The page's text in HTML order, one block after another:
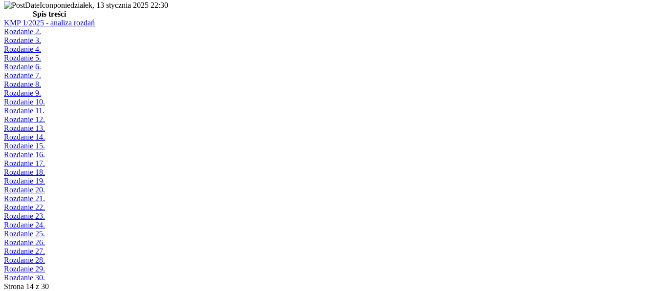
poniedziałek, 13 stycznia 2025 22:30
Spis treści
KMP 1/2025 - analiza rozdań
Rozdanie 2.
Rozdanie 3.
Rozdanie 4.
Rozdanie 5.
Rozdanie 6.
Rozdanie 7.
Rozdanie 8.
Rozdanie 9.
Rozdanie 10.
Rozdanie 11.
Rozdanie 12.
Rozdanie 13.
Rozdanie 14.
Rozdanie 15.
Rozdanie 16.
Rozdanie 17.
Rozdanie 18.
Rozdanie 19.
Rozdanie 20.
Rozdanie 21.
Rozdanie 22.
Rozdanie 23.
Rozdanie 24.
Rozdanie 25.
Rozdanie 26.
Rozdanie 27.
Rozdanie 28.
Rozdanie 29.
Rozdanie 30.
Strona 14 z 30